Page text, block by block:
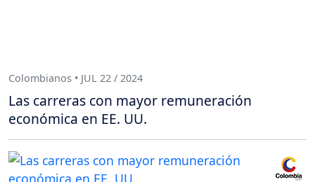
Colombianos • JUL 22 / 2024
Las carreras con mayor remuneración
económica en EE. UU.